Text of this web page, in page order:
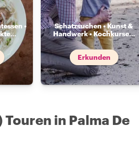
•
...
Schatzsuchen • Kunst &
Handwerk • Kochkurse...
Erkunden
Touren in Palma De